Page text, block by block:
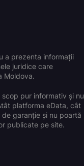
a prezenta informații
juridice care
Moldova.
pur informativ și nu
platforma eData, cât
garanție și nu poartă
publicate pe site.